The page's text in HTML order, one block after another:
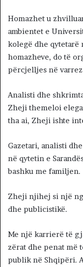
Homazhet u
ambientet e
kolegë dhe
homazheve, do të
përcjelljes në
Analisti dhe
Zheji themeloi
tha ai, Zheji ishte
Gazetari, analisti
në qytetin e
bashku me familjen.
Zheji njihej si një
dhe publicistikë.
Me një karrierë të
zërat dhe penat më
publik në Shqipëri.